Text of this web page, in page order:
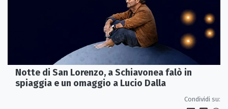
Notte di San Lorenzo, a Schiavonea falò in
spiaggia e un omaggio a Lucio Dalla
Condividi su: